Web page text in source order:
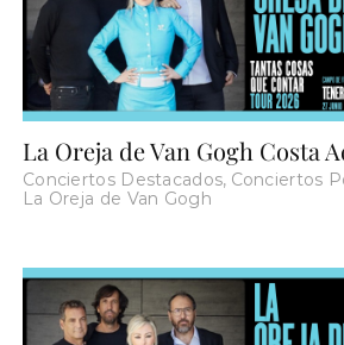
La Oreja de Van Gogh Costa
Conciertos Destacados, Conciertos
La Oreja de Van Gogh